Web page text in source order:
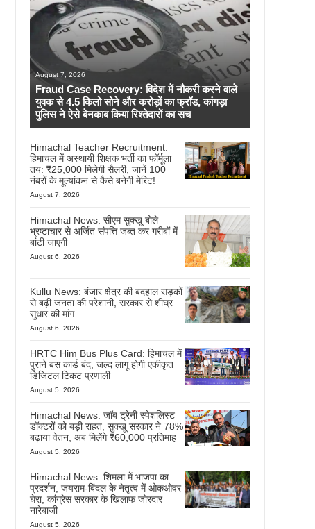
August 7, 2026
Fraud Case Recovery: विदेश में नौकरी करने वाले
युवक से 4.5 किलो सोने और करोड़ों का फ्रॉड, कांगड़ा
पुलिस ने ऐसे बेनकाब किया रिश्तेदारों का सच
Himachal Teacher Recruitment:
हिमाचल में अस्थायी शिक्षक भर्ती का फॉर्मूला
तय: ₹25,000 मिलेगी सैलरी, जानें 100
नंबरों के मूल्यांकन से कैसे बनेगी मेरिट!
August 7, 2026
Himachal News: सीएम सुक्खू बोले –
भ्रष्टाचार से अर्जित संपत्ति जब्त कर गरीबों में
बांटी जाएगी
August 6, 2026
Kullu News: बंजार क्षेत्र की बदहाल सड़कों
से बढ़ी जनता की परेशानी, सरकार से शीघ्र
सुधार की मांग
August 6, 2026
HRTC Him Bus Plus Card: हिमाचल में
पुराने बस कार्ड बंद, जल्द लागू होगी एकीकृत
डिजिटल टिकट प्रणाली
August 5, 2026
Himachal News: जॉब ट्रेनी स्पेशलिस्ट
डॉक्टरों को बड़ी राहत, सुक्खू सरकार ने 78%
बढ़ाया वेतन, अब मिलेंगे ₹60,000 प्रतिमाह
August 5, 2026
Himachal News: शिमला में भाजपा का
प्रदर्शन, जयराम-बिंदल के नेतृत्व में ओकओवर
घेरा; कांग्रेस सरकार के खिलाफ जोरदार
नारेबाजी
August 5, 2026